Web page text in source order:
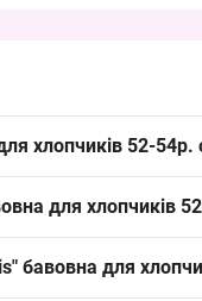
хлопчиків 52-54р.
вікової групи.
для хлопчиків
та при викладці.
бавовна для